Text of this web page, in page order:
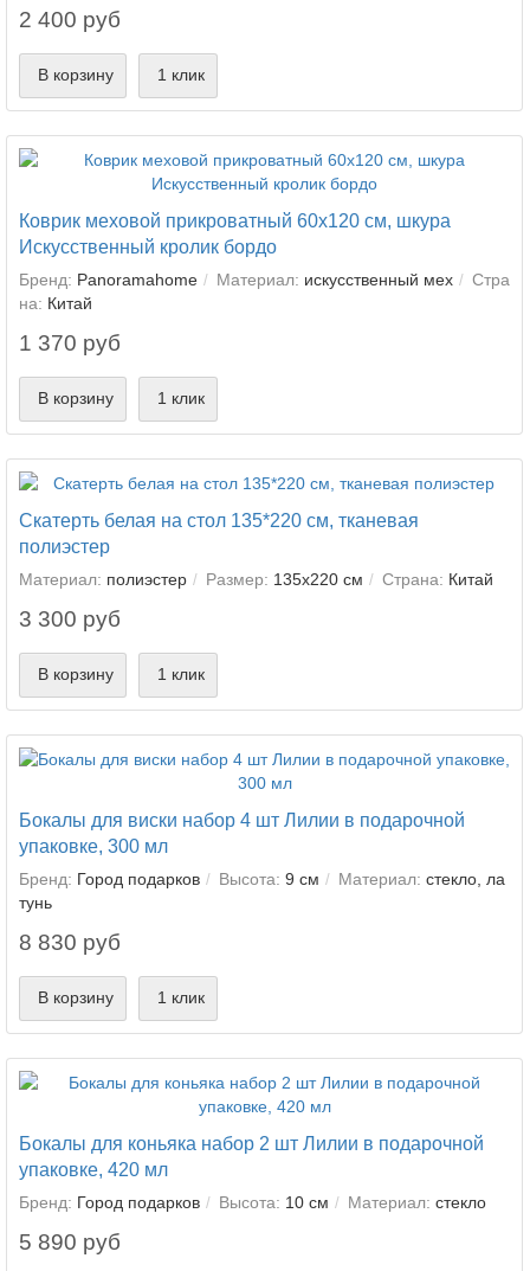
2 400 руб
В корзину 1 клик
Коврик меховой прикроватный 60х120 см, шкура
Искусственный кролик бордо
Бренд: Panoramahome Материал: искусственный мех
Стра
на: Китай
1 370 руб
В корзину 1 клик
Скатерть белая на стол 135*220 см, тканевая
полиэстер
Материал: полиэстер Размер: 135х220 см Страна: Китай
3 300 руб
В корзину 1 клик
Бокалы для виски набор 4 шт Лилии в подарочной
упаковке, 300 мл
Бренд: Город подарков Высота: 9 см Материал: стекло, ла
тунь
8 830 руб
В корзину 1 клик
Бокалы для коньяка набор 2 шт Лилии в подарочной
упаковке, 420 мл
Бренд: Город подарков Высота: 10 см Материал: стекло
5 890 руб